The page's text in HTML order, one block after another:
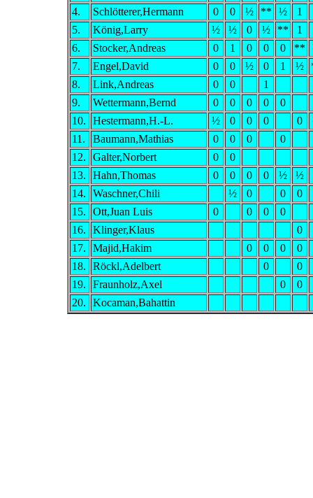
4.
Schlötterer,Hermann 0 0 ½ ** ½
1
5.
König,Larry ½ ½ 0 ½ **
1
6.
Stocker,Andreas 0 1 0 0 0 **
7.
Engel,David 0 0 ½ 0 1 ½
8.
Link,Andreas 0 0
1
9.
Wettermann,Bernd 0 0 0 0
0
10.
Hestermann,H.-L. ½ 0 0 0 0
11.
Baumann,Mathias 0 0 0
0
12.
Galter,Norbert 0
0
13.
Hahn,Thomas 0 0 0 0 ½
½
14.
Waschner,Chili ½ 0 0
0
15.
Ott,Juan Luis 0 0 0
0
16.
Klinger,Klaus
0
17.
Majid,Hakim 0 0 0
0
18.
Röckl,Adelbert 0
0
19.
Fraunholz,Axel 0
0
20.
Kocaman,Bahattin